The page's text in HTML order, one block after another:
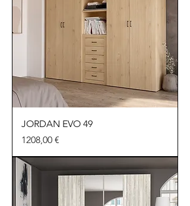
JORDAN EVO 49
Precio
1208,00 €